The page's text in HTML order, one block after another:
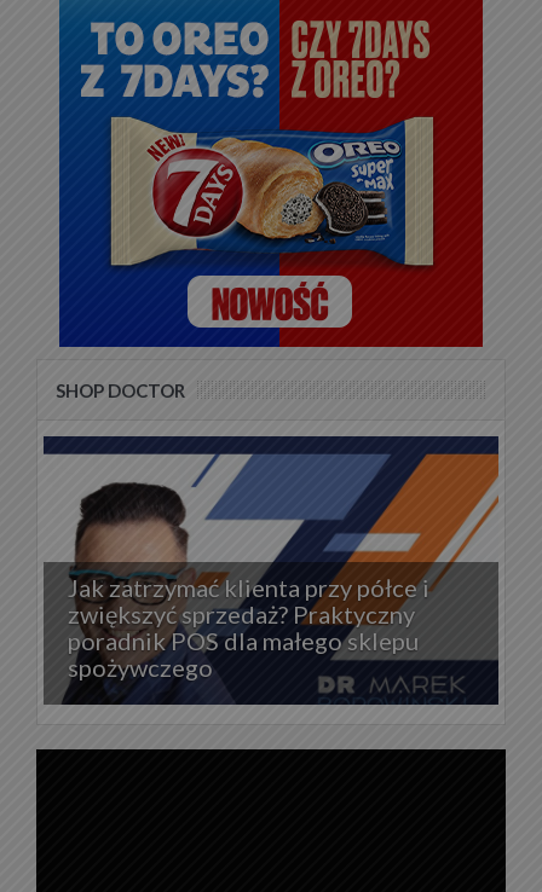
SHOP DOCTOR
Jak zatrzymać klienta przy półce i
zwiększyć sprzedaż? Praktyczny
poradnik POS dla małego sklepu
spożywczego